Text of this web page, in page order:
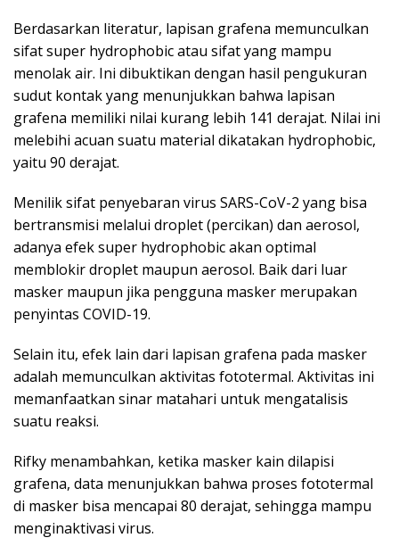
Berdasarkan literatur, lapisan grafena memunculkan
sifat super hydrophobic atau sifat yang mampu
menolak air. Ini dibuktikan dengan hasil pengukuran
sudut kontak yang menunjukkan bahwa lapisan
grafena memiliki nilai kurang lebih 141 derajat. Nilai ini
melebihi acuan suatu material dikatakan hydrophobic,
yaitu 90 derajat.
Menilik sifat penyebaran virus SARS-CoV-2 yang bisa
bertransmisi melalui droplet (percikan) dan aerosol,
adanya efek super hydrophobic akan optimal
memblokir droplet maupun aerosol. Baik dari luar
masker maupun jika pengguna masker merupakan
penyintas COVID-19.
Selain itu, efek lain dari lapisan grafena pada masker
adalah memunculkan aktivitas fototermal. Aktivitas ini
memanfaatkan sinar matahari untuk mengatalisis
suatu reaksi.
Rifky menambahkan, ketika masker kain dilapisi
grafena, data menunjukkan bahwa proses fototermal
di masker bisa mencapai 80 derajat, sehingga mampu
menginaktivasi virus.